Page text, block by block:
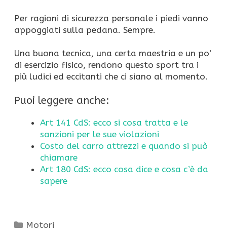
Per ragioni di sicurezza personale i piedi vanno
appoggiati sulla pedana. Sempre.
Una buona tecnica, una certa maestria e un po’
di esercizio fisico, rendono questo sport tra i
più ludici ed eccitanti che ci siano al momento.
Puoi leggere anche:
Art 141 CdS: ecco si cosa tratta e le
sanzioni per le sue violazioni
Costo del carro attrezzi e quando si può
chiamare
Art 180 CdS: ecco cosa dice e cosa c’è da
sapere
Categorie
Motori